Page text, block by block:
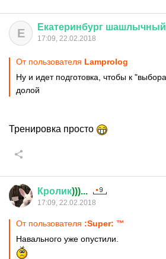
Е Екатеринбург шашлычный
17:09, 22.02.2018
От пользователя Lamprolog
Ну и идет подготовка, чтобы к
долой
Тренировка просто
Кролик)))...
17:09, 22.02.2018
От пользователя :Super: ™
Навального уже опустили.